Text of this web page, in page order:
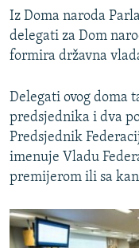
Iz Doma naroda
delegati za Dom
formira državna
Delegati ovog doma
predsjednika i dva
Predsjednik
imenuje Vladu
premijerom ili sa